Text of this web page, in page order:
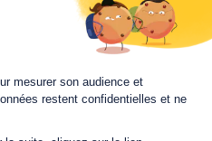
Clermont-Ferrand (63)
Diagnostic gratuit